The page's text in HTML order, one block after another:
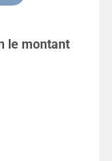
le montant